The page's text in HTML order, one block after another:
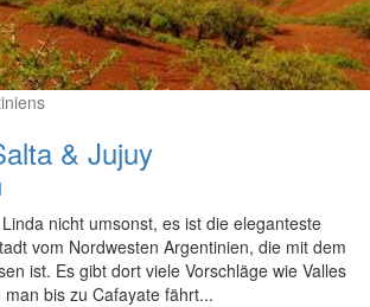
& Jujuy
nicht umsonst, es ist die eleganteste
vom Nordwesten Argentinien, die mit dem
ist. Es gibt dort viele Vorschläge wie Valles
bis zu Cafayate fährt...